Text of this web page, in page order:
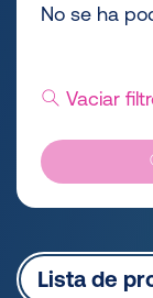
No se ha
Vaciar
Lista de